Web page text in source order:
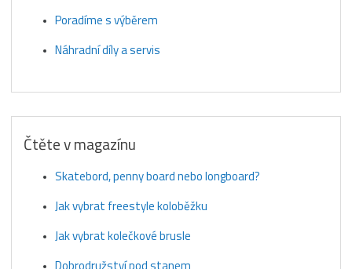
Poradíme s výběrem
Náhradní díly a servis
Čtěte v magazínu
Skatebord, penny board nebo longboard?
Jak vybrat freestyle koloběžku
Jak vybrat kolečkové brusle